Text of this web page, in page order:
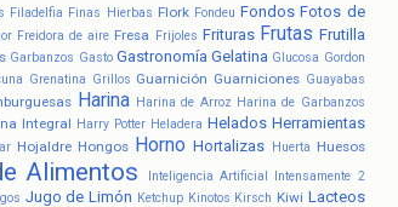
Filadelfia Finas Hierbas Flork Fondeu Fondos Fotos de
Freidora de aire Fresa Frijoles Frituras Frutas Frutilla
Garbanzos Gasto Gastronomía Gelatina Glucosa Gordon
Grenatina Grillos Guarnición Guarniciones Guayabas
Harina Harina de Arroz Harina de Garbanzos
Integral Harry Potter Heladera Helados Herramientas
Hojaldre Hongos Horno Hortalizas Huerta Huesos
Alimentos Inteligencia Artificial Intensamente 2
Jugo de Limón Ketchup Kinotos Kirsch Kiwi Lacteos